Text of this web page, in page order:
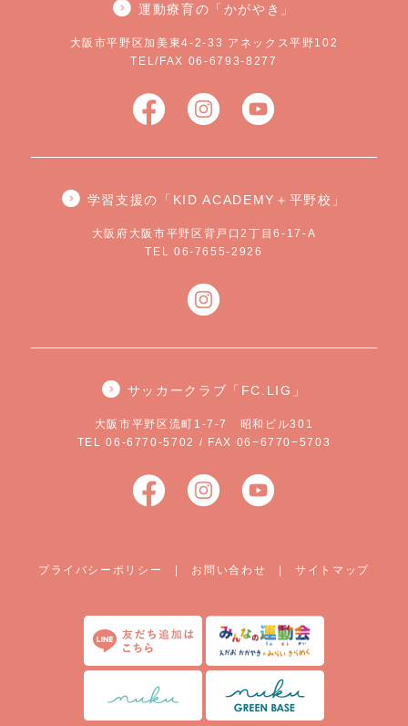
運動療育の「かがやき」
大阪市平野区加美東4-2-33 アネックス平野102
TEL/FAX 06-6793-8277
学習支援の「KID ACADEMY＋平野校」
大阪府大阪市平野区背戸口2丁目6-17-A
TEL 06-7655-2926
サッカークラブ「FC.LIG」
大阪市平野区流町1-7-7 昭和ビル301
TEL 06-6770-5702 / FAX 06−6770−5703
プライバシーポリシー | お問い合わせ |サイトマップ